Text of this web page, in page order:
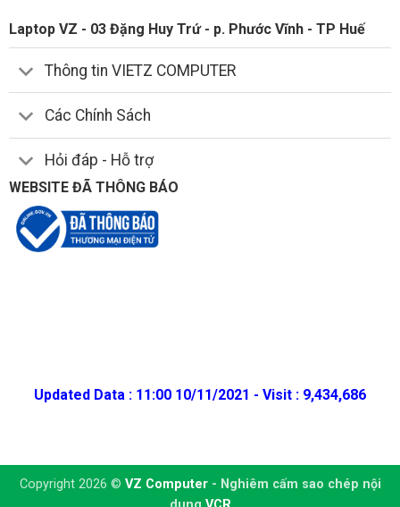
Laptop VZ - 03 Đặng Huy Trứ - p. Phước Vĩnh - TP Huế
Thông tin VIETZ COMPUTER
Các Chính Sách
Hỏi đáp - Hỗ trợ
WEBSITE ĐÃ THÔNG BÁO
Updated Data : 11:00 10/11/2021 - Visit : 9,434,686
Copyright 2026 © VZ Computer- Nghiêm cấm sao chép nội